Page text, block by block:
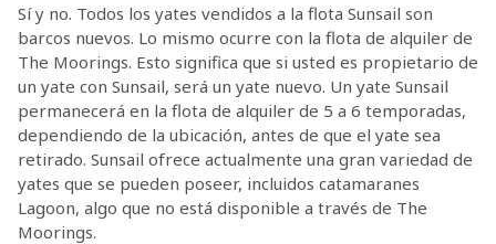
Sí y no. Todos los yates vendidos a la flota Sunsail son
barcos nuevos. Lo mismo ocurre con la flota de alquiler de
The Moorings. Esto significa que si usted es propietario de
un yate con Sunsail, será un yate nuevo. Un yate Sunsail
permanecerá en la flota de alquiler de 5 a 6 temporadas,
dependiendo de la ubicación, antes de que el yate sea
retirado. Sunsail ofrece actualmente una gran variedad de
yates que se pueden poseer, incluidos catamaranes
Lagoon, algo que no está disponible a través de The
Moorings.